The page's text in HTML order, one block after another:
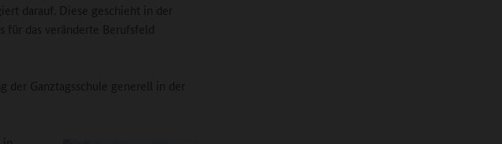
darauf. Diese geschieht in der
für das veränderte Berufsfeld
der Ganztagsschule generell in der